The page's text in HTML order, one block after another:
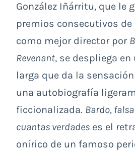
González Iñárritu, que le
premios consecutivos de
como mejor director por
Revenant, se despliega
larga que da la
una autobiografía
ficcionalizada. Bardo, falsa
cuantas verdades es el
onírico de un famoso